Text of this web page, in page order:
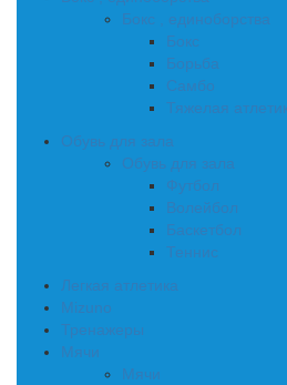
Бокс , единоборства
Бокс
Борьба
Самбо
Тяжелая
Обувь для зала
Обувь для зала
Футбол
Волейбол
Баскетбол
Теннис
Легкая атлетика
Mizuno
Тренажеры
Мячи
Мячи